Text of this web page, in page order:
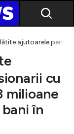
ajutoarele pentru
cu
milioane
în